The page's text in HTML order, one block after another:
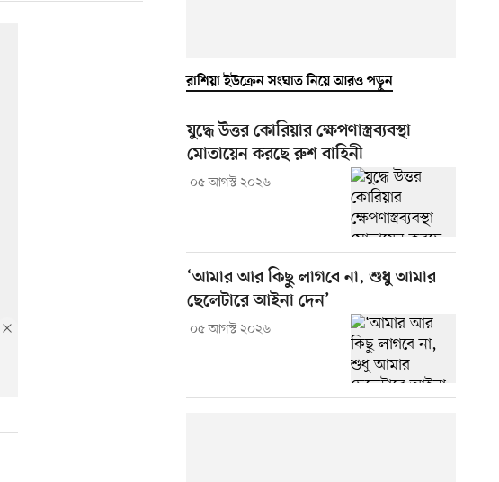
রাশিয়া ইউক্রেন সংঘাত নিয়ে আরও পড়ুন
যুদ্ধে উত্তর কোরিয়ার ক্ষেপণাস্ত্রব্যবস্থা
মোতায়েন করছে রুশ বাহিনী
০৫ আগস্ট ২০২৬
‘আমার আর কিছু লাগবে না, শুধু আমার
ছেলেটারে আইনা দেন’
০৫ আগস্ট ২০২৬